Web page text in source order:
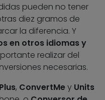
pueden no tener
diez gramos de
la diferencia. Y
en otros idiomas y
realizar del
necesarias.
, ConvertMey Units